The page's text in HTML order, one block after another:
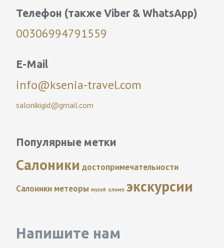
Телефон (также Viber & WhatsApp)
00306994791559
E-Mail
info@ksenia-travel.com
salonikigid@gmail.com
Популярные метки
Салоники достопримечательности
Салоники метеоры музей олимп экскурсии
Напишите нам